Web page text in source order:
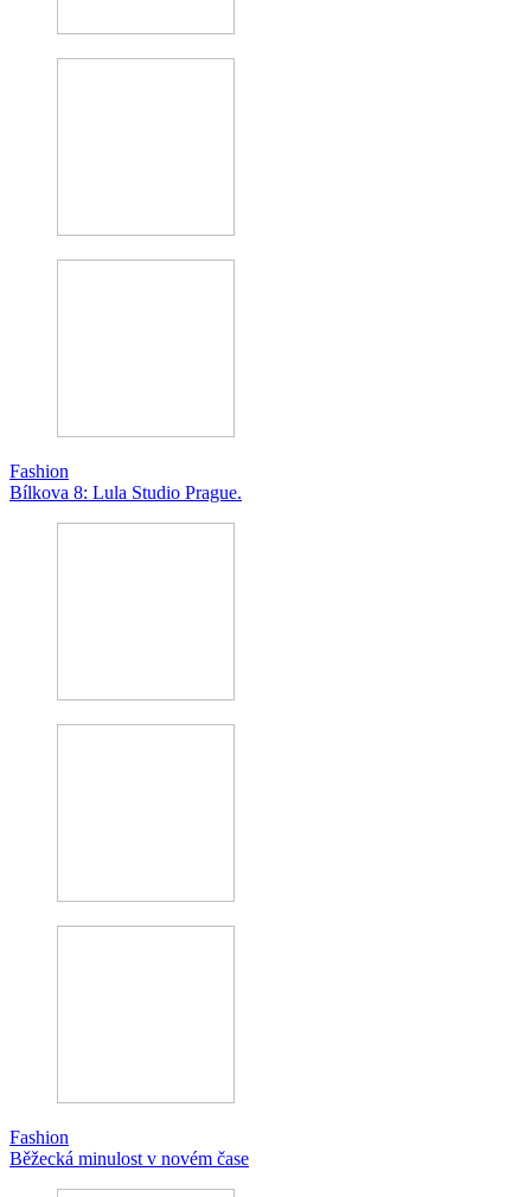
Fashion
Bílkova 8: Lula Studio Prague.
Fashion
Běžecká minulost v novém čase